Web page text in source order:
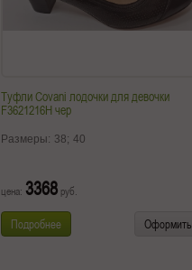
Туфли Covani лодочки для девочки
F3621216H чер
Размеры: 38; 40
цена: 3368 руб.
Подробнее Оформить